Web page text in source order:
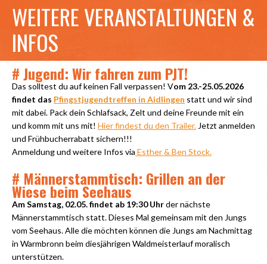
WEITERE VERANSTALTUNGEN &
INFOS
# Jugend: Wir fahren zum PJT!
Das solltest du auf keinen Fall verpassen! Vom 23.-25.05.2026
findet das Pfingstjugendtreffen in Aidlingen statt und wir sind
mit dabei. Pack dein Schlafsack, Zelt und deine Freunde mit ein
und komm mit uns mit! Hier findest du den Trailer. Jetzt anmelden
und Frühbucherrabatt sichern!!!
Anmeldung und weitere Infos via Esther & Ben Stock.
# Männerstammtisch: Grillen an der
Wiese beim Seehaus
Am Samstag, 02.05. findet ab 19:30 Uhrder nächste
Männerstammtisch statt. Dieses Mal gemeinsam mit den Jungs
vom Seehaus. Alle die möchten können die Jungs am Nachmittag
in Warmbronn beim diesjährigen Waldmeisterlauf moralisch
unterstützen.